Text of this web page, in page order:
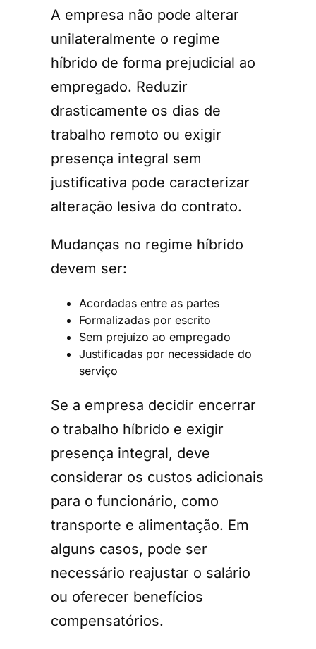
A empresa não pode alterar
unilateralmente o regime
híbrido de forma prejudicial ao
empregado. Reduzir
drasticamente os dias de
trabalho remoto ou exigir
presença integral sem
justificativa pode caracterizar
alteração lesiva do contrato.
Mudanças no regime híbrido
devem ser:
Acordadas entre as partes
Formalizadas por escrito
Sem prejuízo ao empregado
Justificadas por necessidade do
serviço
Se a empresa decidir encerrar
o trabalho híbrido e exigir
presença integral, deve
considerar os custos adicionais
para o funcionário, como
transporte e alimentação. Em
alguns casos, pode ser
necessário reajustar o salário
ou oferecer benefícios
compensatórios.